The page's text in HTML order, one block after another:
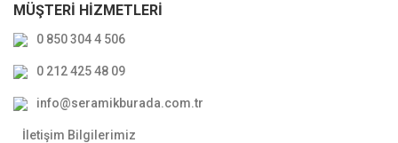
MÜŞTERİ HİZMETLERİ
0 850 304 4 506
0 212 425 48 09
info@seramikburada.com.tr
İletişim Bilgilerimiz